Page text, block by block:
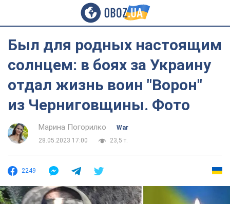
Был для родных настоящим
солнцем: в боях за Украину
отдал жизнь воин "Ворон"
из Черниговщины. Фото
Марина Погорилко
War
28.05.2023 17:00
23,5 т.
2249